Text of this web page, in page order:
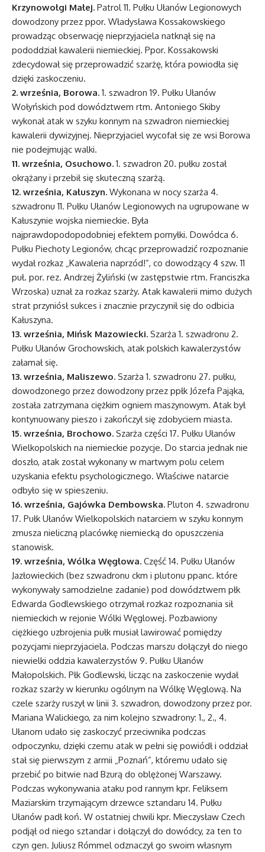
Krzynowołgi Małej. Patrol 11. Pułku Ułanów Legionowych
dowodzony przez ppor. Władysława Kossakowskiego
prowadząc obserwację nieprzyjaciela natknął się na
pododdział kawalerii niemieckiej. Ppor. Kossakowski
zdecydował się przeprowadzić szarżę, która powiodła się
dzięki zaskoczeniu.
2. września, Borowa. 1. szwadron 19. Pułku Ułanów
Wołyńskich pod dowództwem rtm. Antoniego Skiby
wykonał atak w szyku konnym na szwadron niemieckiej
kawalerii dywizyjnej. Nieprzyjaciel wycofał się ze wsi Borowa
nie podejmując walki.
11. września, Osuchowo. 1. szwadron 20. pułku został
okrążany i przebił się skuteczną szarżą.
12. września, Kałuszyn. Wykonana w nocy szarża 4.
szwadronu 11. Pułku Ułanów Legionowych na ugrupowane w
Kałuszynie wojska niemieckie. Była
najprawdopodopodobniej efektem pomyłki. Dowódca 6.
Pułku Piechoty Legionów, chcąc przeprowadzić rozpoznanie
wydał rozkaz „Kawaleria naprzód!”, co dowodzący 4 szw. 11
puł. por. rez. Andrzej Żyliński (w zastępstwie rtm. Franciszka
Wrzoska) uznał za rozkaz szarży. Atak kawalerii mimo dużych
strat przyniósł sukces i znacznie przyczynił się do odbicia
Kałuszyna.
13. września, Mińsk Mazowiecki. Szarża 1. szwadronu 2.
Pułku Ułanów Grochowskich, atak polskich kawalerzystów
załamał się.
13. września, Maliszewo. Szarża 1. szwadronu 27. pułku,
dowodzonego przez dowodzony przez ppłk Józefa Pająka,
została zatrzymana ciężkim ogniem maszynowym. Atak był
kontynuowany pieszo i zakończył się zdobyciem miasta.
15. września, Brochowo. Szarża części 17. Pułku Ułanów
Wielkopolskich na niemieckie pozycje. Do starcia jednak nie
doszło, atak został wykonany w martwym polu celem
uzyskania efektu psychologicznego. Właściwe natarcie
odbyło się w spieszeniu.
16. września, Gajówka Dembowska. Pluton 4. szwadronu
17. Pułk Ułanów Wielkopolskich natarciem w szyku konnym
zmusza nieliczną placówkę niemiecką do opuszczenia
stanowisk.
19. września, Wólka Węgłowa. Część 14. Pułku Ułanów
Jazłowieckich (bez szwadronu ckm i plutonu ppanc. które
wykonywały samodzielne zadanie) pod dowództwem płk
Edwarda Godlewskiego otrzymał rozkaz rozpoznania sił
niemieckich w rejonie Wólki Węglowej. Pozbawiony
ciężkiego uzbrojenia pułk musiał lawirować pomiędzy
pozycjami nieprzyjaciela. Podczas marszu dołączył do niego
niewielki oddzia kawalerzystów 9. Pułku Ułanów
Małopolskich. Płk Godlewski, licząc na zaskoczenie wydał
rozkaz szarży w kierunku ogólnym na Wólkę Węglową. Na
czele szarży ruszył w linii 3. szwadron, dowodzony przez por.
Mariana Walickiego, za nim kolejno szwadrony: 1., 2., 4.
Ułanom udało się zaskoczyć przeciwnika podczas
odpoczynku, dzięki czemu atak w pełni się powiódł i oddział
stał się pierwszym z armii „Poznań”, któremu udało się
przebić po bitwie nad Bzurą do oblężonej Warszawy.
Podczas wykonywania ataku pod rannym kpr. Feliksem
Maziarskim trzymającym drzewce sztandaru 14. Pułku
Ułanów padł koń. W ostatniej chwili kpr. Mieczysław Czech
podjął od niego sztandar i dołączył do dowódcy, za ten to
czyn gen. Juliusz Rómmel odznaczył go swoim własnym